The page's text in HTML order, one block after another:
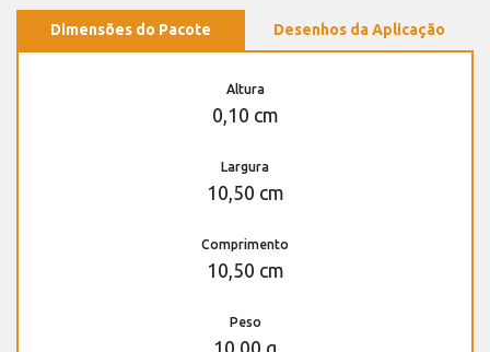
Dimensões do Pacote Desenhos da Aplicação
Altura
0,10 cm
Largura
10,50 cm
Comprimento
10,50 cm
Peso
10,00 g